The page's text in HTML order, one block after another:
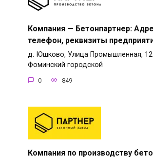
Компания — Бетонпартнер:
телефон, реквизиты
д. Юшково, Улица Промышленная,
Фоминский городской
0 849
Компания по производству